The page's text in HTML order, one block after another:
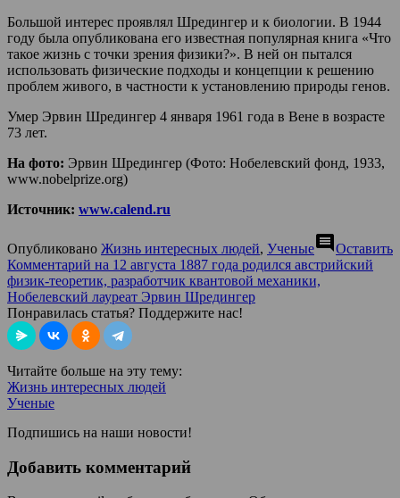
Большой интерес проявлял Шредингер и к биологии. В 1944
году была опубликована его известная популярная книга «Что
такое жизнь с точки зрения физики?». В ней он пытался
использовать физические подходы и концепции к решению
проблем живого, в частности к установлению природы генов.
Умер Эрвин Шредингер 4 января 1961 года в Вене в возрасте
73 лет.
На фото: Эрвин Шредингер (Фото: Нобелевский фонд, 1933,
www.nobelprize.org)
Источник: www.calend.ru
Опубликовано Жизнь интересных людей, Ученыеcomment Оставить
Комментарий на 12 августа 1887 года родился австрийский
физик-теоретик, разработчик квантовой механики,
Нобелевский лауреат Эрвин Шредингер
Понравилась статья? Поддержите нас!
Читайте больше на эту тему:
Жизнь интересных людей
Ученые
Подпишись на наши новости!
Добавить комментарий